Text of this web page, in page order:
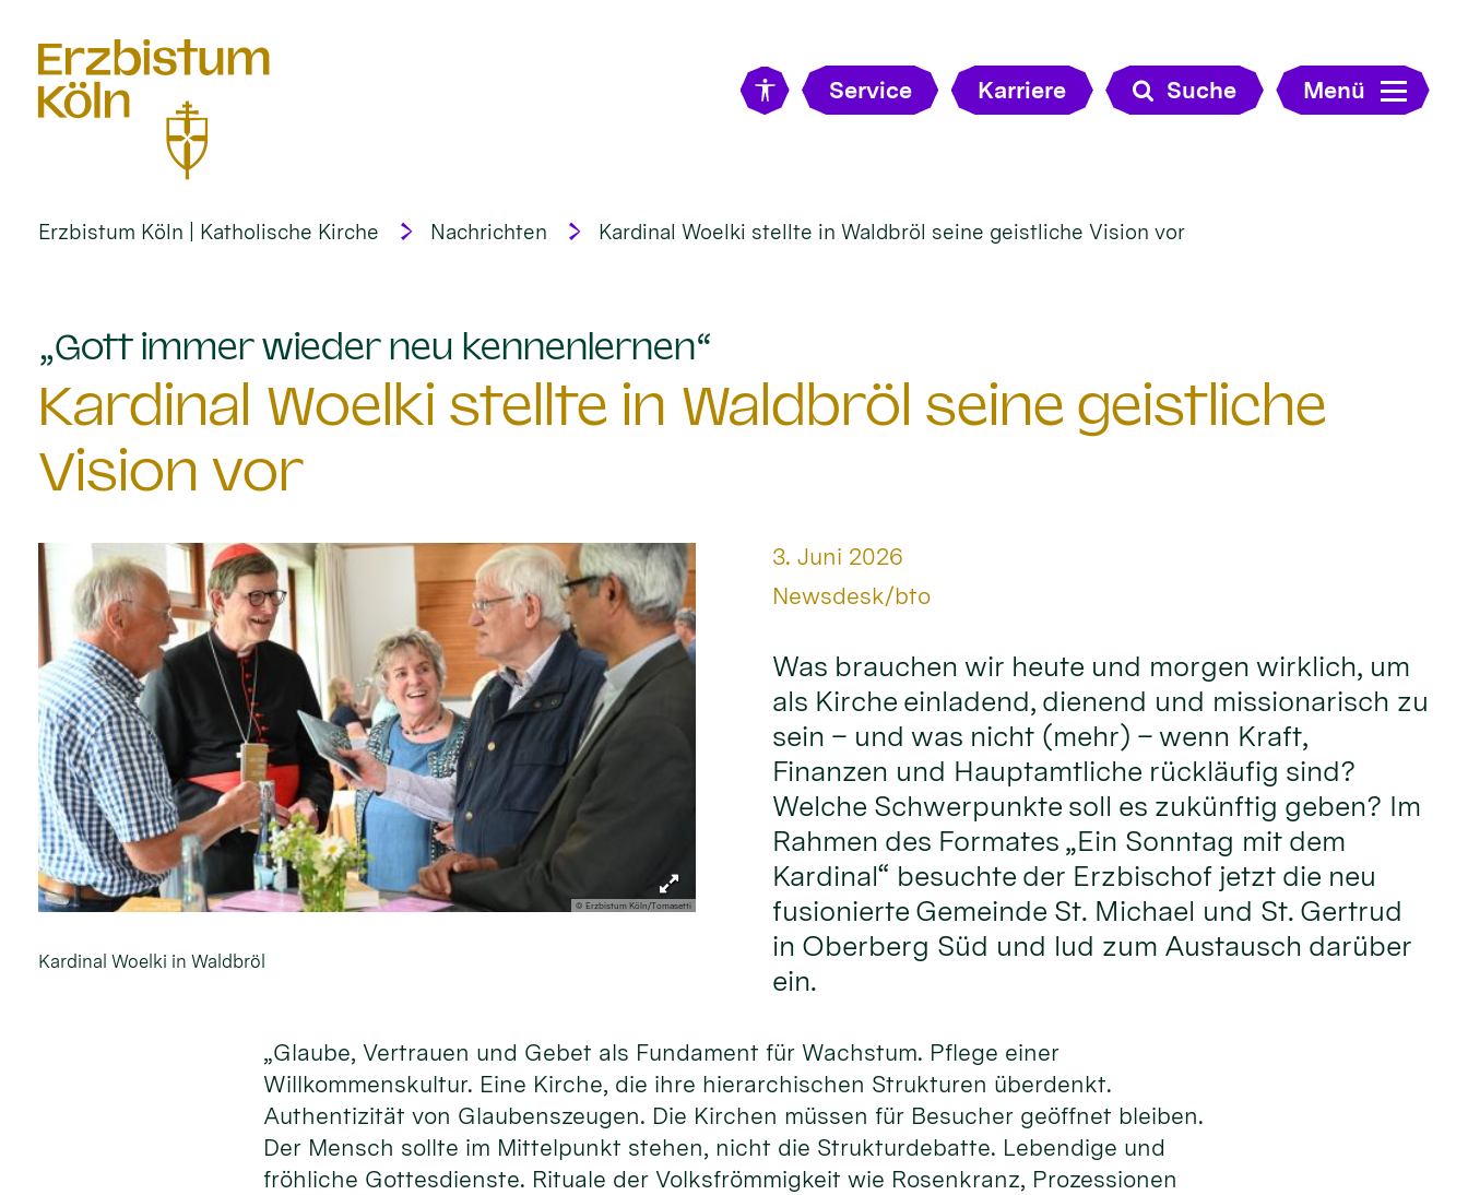
Service Karriere Suche Menü
Erzbistum Köln | Katholische Kirche Nachrichten Kardinal Woelki stellte in Waldbröl seine geistliche Vision vor
„Gott immer wieder neu kennenlernen“
Kardinal Woelki stellte in Waldbröl seine geistliche
Vision vor
© Erzbistum Köln/Tomasetti
Kardinal Woelki in Waldbröl
Datum:
3. Juni 2026
Von:
Newsdesk/bto
Was brauchen wir heute und morgen wirklich, um
als Kirche einladend, dienend und missionarisch zu
sein – und was nicht (mehr) – wenn Kraft,
Finanzen und Hauptamtliche rückläufig sind?
Welche Schwerpunkte soll es zukünftig geben? Im
Rahmen des Formates „Ein Sonntag mit dem
Kardinal“ besuchte der Erzbischof jetzt die neu
fusionierte Gemeinde St. Michael und St. Gertrud
in Oberberg Süd und lud zum Austausch darüber
ein.
„Glaube, Vertrauen und Gebet als Fundament für Wachstum. Pflege einer
Willkommenskultur. Eine Kirche, die ihre hierarchischen Strukturen überdenkt.
Authentizität von Glaubenszeugen. Die Kirchen müssen für Besucher geöffnet bleiben.
Der Mensch sollte im Mittelpunkt stehen, nicht die Strukturdebatte. Lebendige und
fröhliche Gottesdienste. Rituale der Volksfrömmigkeit wie Rosenkranz, Prozessionen